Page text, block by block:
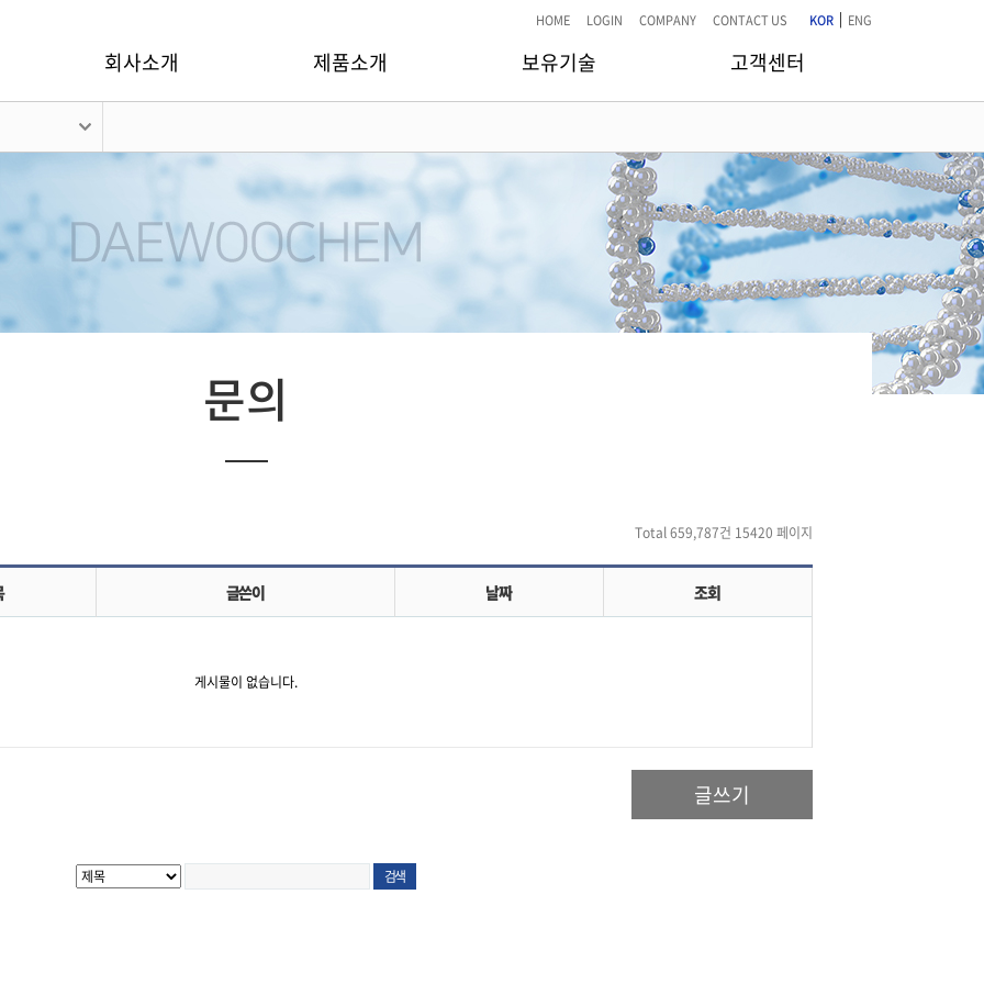
HOME LOGIN COMPANY CONTACT US KOR | ENG
회사소개 제품소개 보유기술 고객센터
문의
Total 659,787건 15420 페이지
글쓴이 날짜 조회
게시물이 없습니다.
글쓰기